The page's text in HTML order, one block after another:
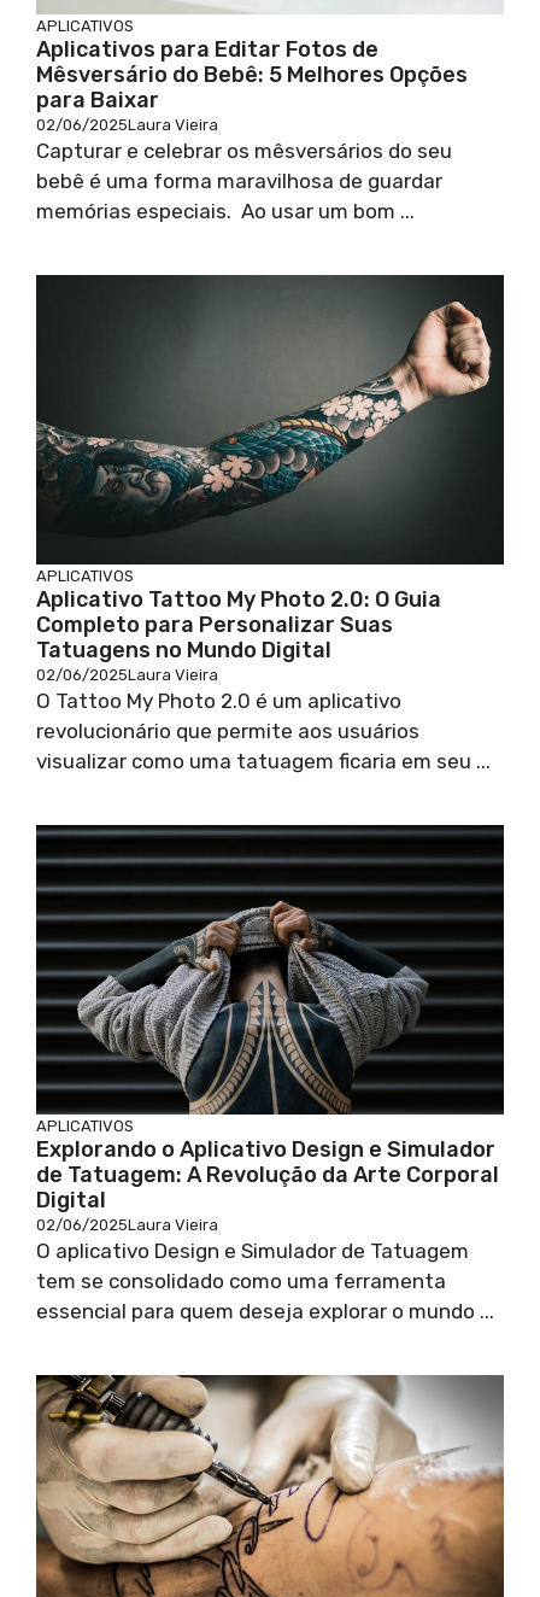
APLICATIVOS
Aplicativos para Editar Fotos de
Mêsversário do Bebê: 5 Melhores Opções
para Baixar
02/06/2025Laura Vieira
Capturar e celebrar os mêsversários do seu
bebê é uma forma maravilhosa de guardar
memórias especiais. Ao usar um bom ...
APLICATIVOS
Aplicativo Tattoo My Photo 2.0: O Guia
Completo para Personalizar Suas
Tatuagens no Mundo Digital
02/06/2025Laura Vieira
O Tattoo My Photo 2.0 é um aplicativo
revolucionário que permite aos usuários
visualizar como uma tatuagem ficaria em seu ...
APLICATIVOS
Explorando o Aplicativo Design e Simulador
de Tatuagem: A Revolução da Arte Corporal
Digital
02/06/2025Laura Vieira
O aplicativo Design e Simulador de Tatuagem
tem se consolidado como uma ferramenta
essencial para quem deseja explorar o mundo ...